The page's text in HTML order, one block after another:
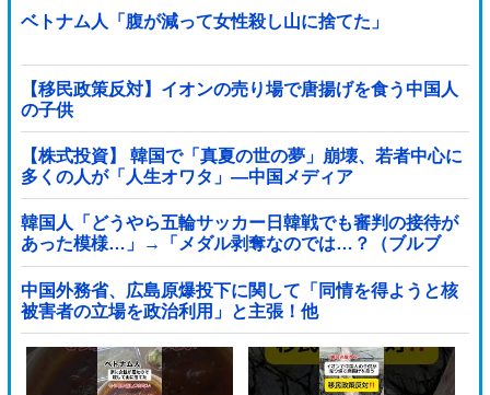
ベトナム人「腹が減って女性殺し山に捨てた」
【移民政策反対】イオンの売り場で唐揚げを食う中国人
の子供
【株式投資】 韓国で「真夏の世の夢」崩壊、若者中心に
多くの人が「人生オワタ」―中国メディア
韓国人「どうやら五輪サッカー日韓戦でも審判の接待が
あった模様…」→「メダル剥奪なのでは…？（ブルブ
ル」＝韓国の反応
中国外務省、広島原爆投下に関して「同情を得ようと核
被害者の立場を政治利用」と主張！他